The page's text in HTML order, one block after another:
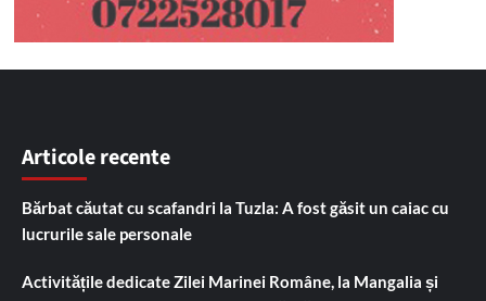
Articole recente
Bărbat căutat cu scafandri la Tuzla: A fost găsit un caiac cu
lucrurile sale personale
Activitățile dedicate Zilei Marinei Române, la Mangalia și